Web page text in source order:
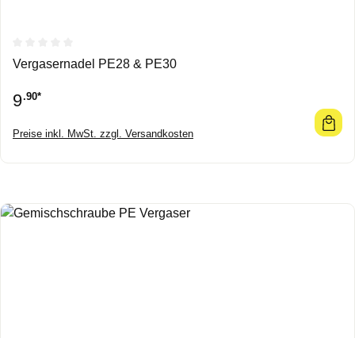
Durchschnittliche Bewertung von 0 von 5 Sternen
Vergasernadel PE28 & PE30
9.90*
Preise inkl. MwSt. zzgl. Versandkosten